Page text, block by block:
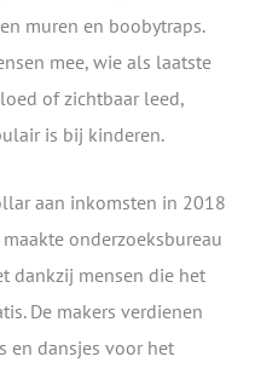
muren en boobytraps.
mee, wie als laatste
of zichtbaar leed,
is bij kinderen.
aan inkomsten in 2018
onderzoeksbureau
dankzij mensen die het
De makers verdienen
en dansjes voor het